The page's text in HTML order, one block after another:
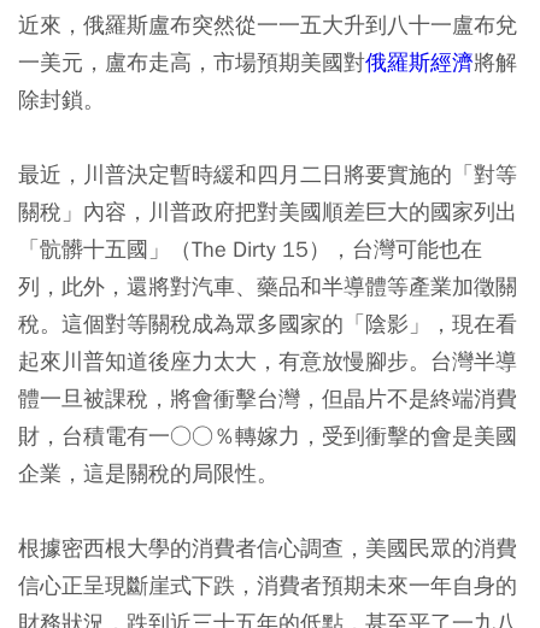
近來，俄羅斯盧布突然從一一五大升到八十一盧布兌
一美元，盧布走高，市場預期美國對俄羅斯經濟將解
除封鎖。
最近，川普決定暫時緩和四月二日將要實施的「對等
關稅」內容，川普政府把對美國順差巨大的國家列出
「骯髒十五國」（The Dirty 15），台灣可能也在
列，此外，還將對汽車、藥品和半導體等產業加徵關
稅。這個對等關稅成為眾多國家的「陰影」，現在看
起來川普知道後座力太大，有意放慢腳步。台灣半導
體一旦被課稅，將會衝擊台灣，但晶片不是終端消費
財，台積電有一○○％轉嫁力，受到衝擊的會是美國
企業，這是關稅的局限性。
根據密西根大學的消費者信心調查，美國民眾的消費
信心正呈現斷崖式下跌，消費者預期未來一年自身的